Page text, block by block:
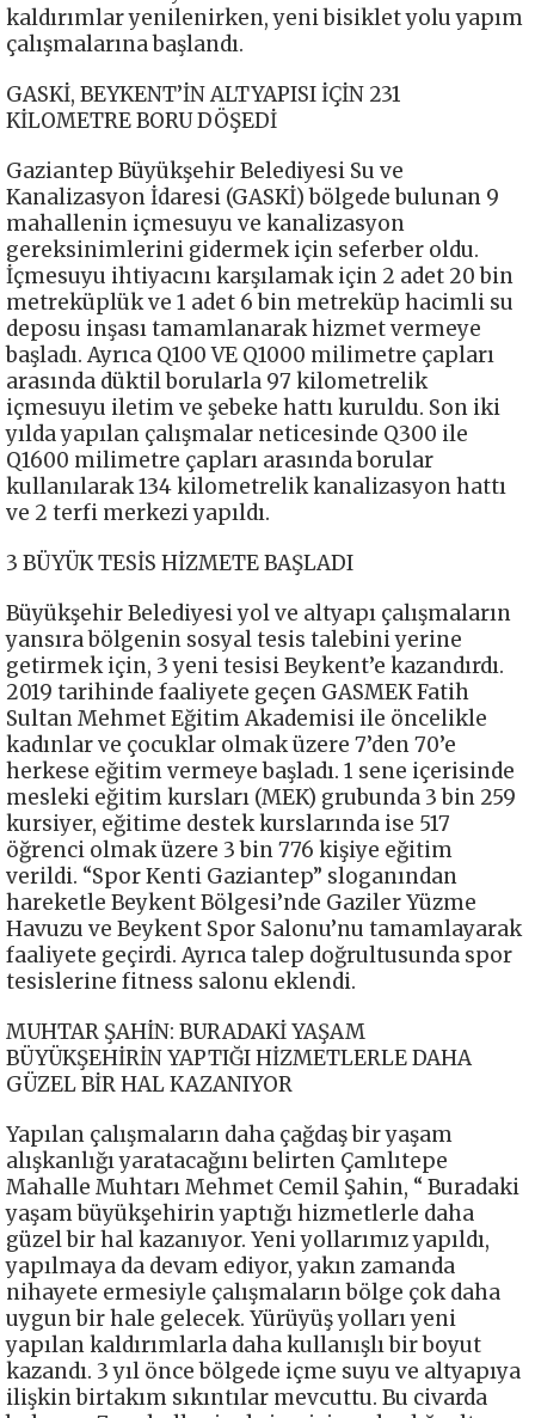
kaldırımlar yenilenirken, yeni bisiklet yolu yapım
çalışmalarına başlandı.
GASKİ, BEYKENT’İN ALTYAPISI İÇİN 231
KİLOMETRE BORU DÖŞEDİ
Gaziantep Büyükşehir Belediyesi Su ve
Kanalizasyon İdaresi (GASKİ) bölgede bulunan 9
mahallenin içmesuyu ve kanalizasyon
gereksinimlerini gidermek için seferber oldu.
İçmesuyu ihtiyacını karşılamak için 2 adet 20 bin
metreküplük ve 1 adet 6 bin metreküp hacimli su
deposu inşası tamamlanarak hizmet vermeye
başladı. Ayrıca Q100 VE Q1000 milimetre çapları
arasında düktil borularla 97 kilometrelik
içmesuyu iletim ve şebeke hattı kuruldu. Son iki
yılda yapılan çalışmalar neticesinde Q300 ile
Q1600 milimetre çapları arasında borular
kullanılarak 134 kilometrelik kanalizasyon hattı
ve 2 terfi merkezi yapıldı.
3 BÜYÜK TESİS HİZMETE BAŞLADI
Büyükşehir Belediyesi yol ve altyapı çalışmaların
yansıra bölgenin sosyal tesis talebini yerine
getirmek için, 3 yeni tesisi Beykent’e kazandırdı.
2019 tarihinde faaliyete geçen GASMEK Fatih
Sultan Mehmet Eğitim Akademisi ile öncelikle
kadınlar ve çocuklar olmak üzere 7’den 70’e
herkese eğitim vermeye başladı. 1 sene içerisinde
mesleki eğitim kursları (MEK) grubunda 3 bin 259
kursiyer, eğitime destek kurslarında ise 517
öğrenci olmak üzere 3 bin 776 kişiye eğitim
verildi. “Spor Kenti Gaziantep” sloganından
hareketle Beykent Bölgesi’nde Gaziler Yüzme
Havuzu ve Beykent Spor Salonu’nu tamamlayarak
faaliyete geçirdi. Ayrıca talep doğrultusunda spor
tesislerine fitness salonu eklendi.
MUHTAR ŞAHİN: BURADAKİ YAŞAM
BÜYÜKŞEHİRİN YAPTIĞI HİZMETLERLE DAHA
GÜZEL BİR HAL KAZANIYOR
Yapılan çalışmaların daha çağdaş bir yaşam
alışkanlığı yaratacağını belirten Çamlıtepe
Mahalle Muhtarı Mehmet Cemil Şahin, “ Buradaki
yaşam büyükşehirin yaptığı hizmetlerle daha
güzel bir hal kazanıyor. Yeni yollarımız yapıldı,
yapılmaya da devam ediyor, yakın zamanda
nihayete ermesiyle çalışmaların bölge çok daha
uygun bir hale gelecek. Yürüyüş yolları yeni
yapılan kaldırımlarla daha kullanışlı bir boyut
kazandı. 3 yıl önce bölgede içme suyu ve altyapıya
ilişkin birtakım sıkıntılar mevcuttu. Bu civarda